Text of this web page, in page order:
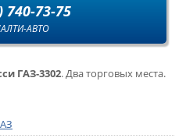
740-73-75
АВТО
ГАЗ-3302. Два торговых места.